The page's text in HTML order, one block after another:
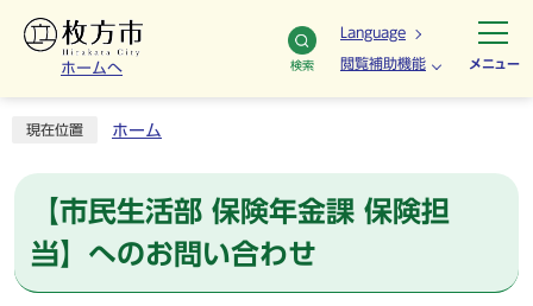
ホームへ 検索
Language
閲覧補助機能 メニュー
現在位置 ホーム
【市民生活部 保険年金課 保険担
当】へのお問い合わせ